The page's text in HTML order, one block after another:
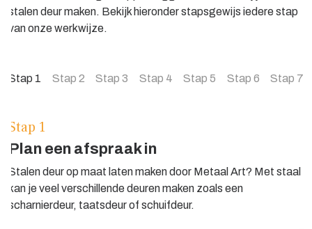
stalen deur maken. Bekijk hieronder stapsgewijs iedere stap
van onze werkwijze.
Stap 1 Stap 2 Stap 3 Stap 4 Stap 5 Stap 6 Stap 7
Stap 1
Plan een afspraak in
Stalen deur op maat laten maken door Metaal Art? Met staal
kan je veel verschillende deuren maken zoals een
scharnierdeur, taatsdeur of schuifdeur.